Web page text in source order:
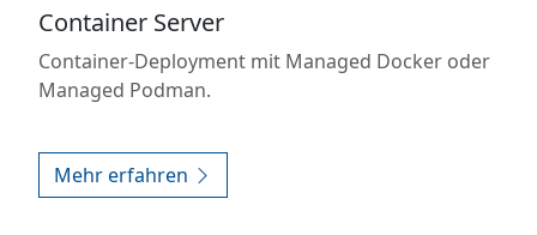
Container Server
Container-Deployment mit Managed Docker oder
Managed Podman.
Mehr erfahren